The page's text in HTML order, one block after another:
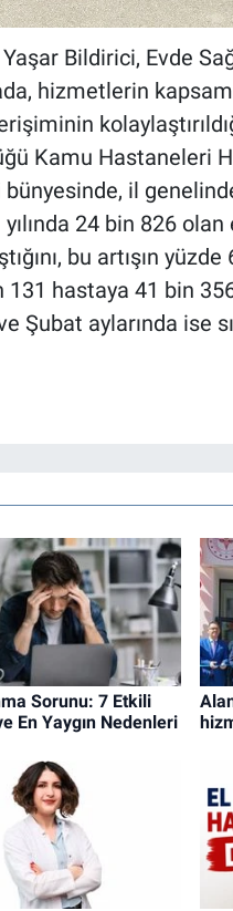
Bildirici, Evde
hizmetlerin
Kamu Hastaneleri
il
24 bin 826 olan
bu artışın
131 hastaya 41 bin
Şubat aylarında ise
Sorunu: 7 Etkili
En Yaygın Nedenleri